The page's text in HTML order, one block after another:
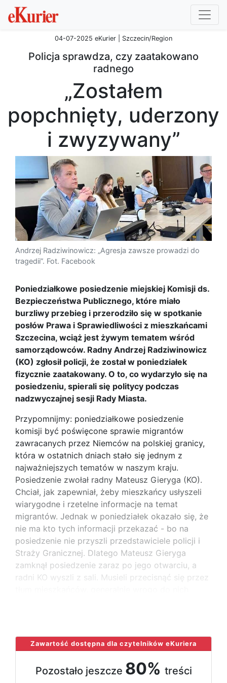
04-07-2025 eKurier | Szczecin/Region
Policja sprawdza, czy zaatakowano
radnego
„Zostałem
popchnięty, uderzony
i zwyzywany”
Andrzej Radziwinowicz: „Agresja zawsze prowadzi do
tragedii”. Fot. Facebook
Poniedziałkowe posiedzenie miejskiej Komisji ds.
Bezpieczeństwa Publicznego, które miało
burzliwy przebieg i przerodziło się w spotkanie
posłów Prawa i Sprawiedliwości z mieszkańcami
Szczecina, wciąż jest żywym tematem wśród
samorządowców. Radny Andrzej Radziwinowicz
(KO) zgłosił policji, że został w poniedziałek
fizycznie zaatakowany. O to, co wydarzyło się na
posiedzeniu, spierali się politycy podczas
nadzwyczajnej sesji Rady Miasta.
Przypomnijmy: poniedziałkowe posiedzenie
komisji być poświęcone sprawie migrantów
zawracanych przez Niemców na polskiej granicy,
która w ostatnich dniach stało się jednym z
najważniejszych tematów w naszym kraju.
Posiedzenie zwołał radny Mateusz Gieryga (KO).
Chciał, jak zapewniał, żeby mieszkańcy usłyszeli
wiarygodne i rzetelne informacje na temat
migrantów. Jednak w poniedziałek okazało się, że
nie ma kto tych informacji przekazać - bo na
posiedzenie nie przyszli przedstawiciele policji i
Straży Granicznej. Dlatego Mateusz Gieryga
zamknął posiedzenie zaraz po jego otwarciu, a
radni KO wyszli z sali. Musieli przecisnąć się przez
Zawartość dostępna dla czytelników eKuriera
Pozostało jeszcze 80% treści